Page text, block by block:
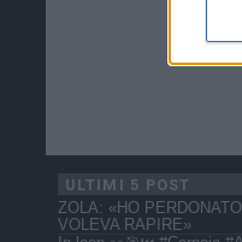
ULTIMI 5 POST
ZOLA: «HO
VOLEVA RAPIRE»